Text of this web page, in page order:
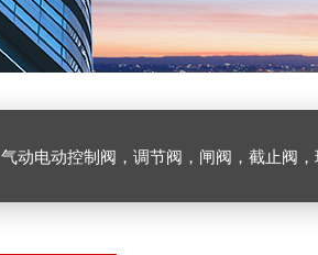
气动电动控制阀，调节阀，闸阀，截止阀，球阀，蝶阀，止回阀，高温高压